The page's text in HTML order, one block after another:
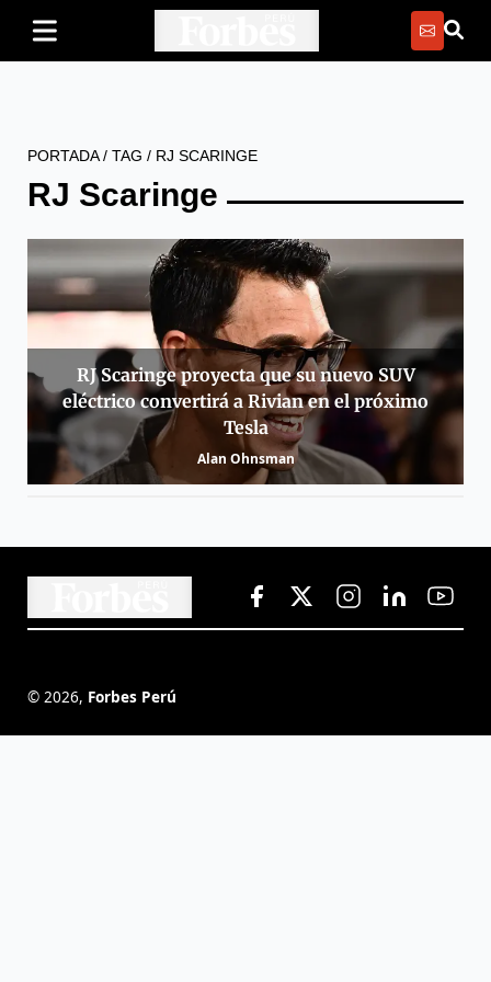
PORTADA/ TAG / RJ SCARINGE
RJ Scaringe
RJ Scaringe proyecta que su nuevo SUV
eléctrico convertirá a Rivian en el próximo
Tesla
Alan Ohnsman
© 2026, Forbes Perú